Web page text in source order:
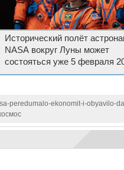
Исторический полёт
NASA вокруг Луны может
состояться уже 5 февраля
года
peredumalo-ekonomit-i-obyavilo-